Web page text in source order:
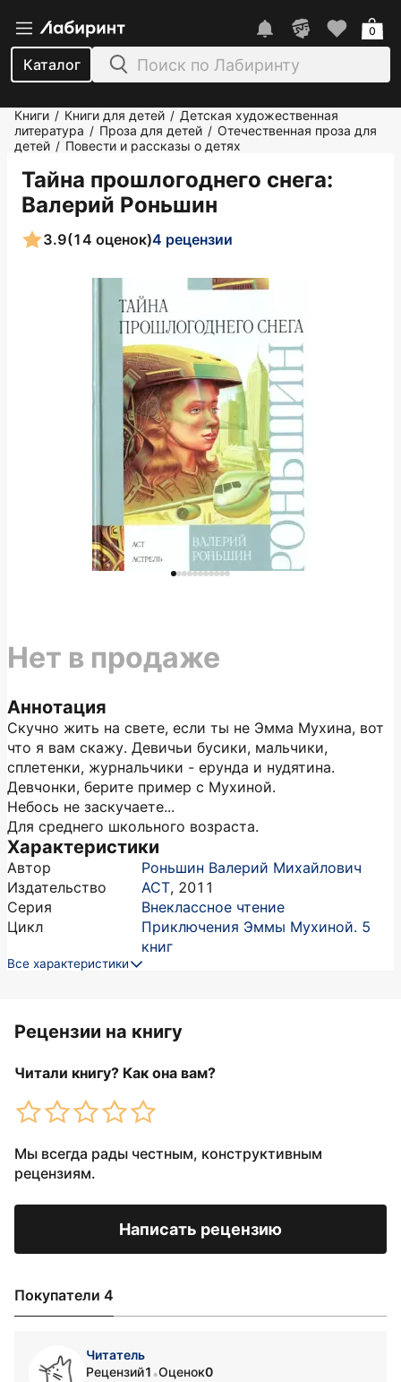
Каталог
0
Книги / Книги для детей / Детская художественная
литература / Проза для детей / Отечественная проза для
детей / Повести и рассказы о детях
Тайна прошлогоднего снега:
Валерий Роньшин
3.9(14 оценок)4 рецензии
Аннотация
Скучно жить на свете, если ты не Эмма Мухина, вот
что я вам скажу. Девичьи бусики, мальчики,
сплетенки, журнальчики - ерунда и нудятина.
Девчонки, берите пример с Мухиной.
Небось не заскучаете...
Для среднего школьного возраста.
Характеристики
Автор
Роньшин Валерий Михайлович
Издательство
АСТ, 2011
Серия
Внеклассное чтение
Цикл
Приключения Эммы Мухиной. 5
книг
Все характеристики
Нет в продаже
Рецензии на книгу
Читали книгу? Как она вам?
Мы всегда рады честным, конструктивным
рецензиям.
Написать рецензию
Покупатели 4
Читатель
Рецензий1 •Оценок0